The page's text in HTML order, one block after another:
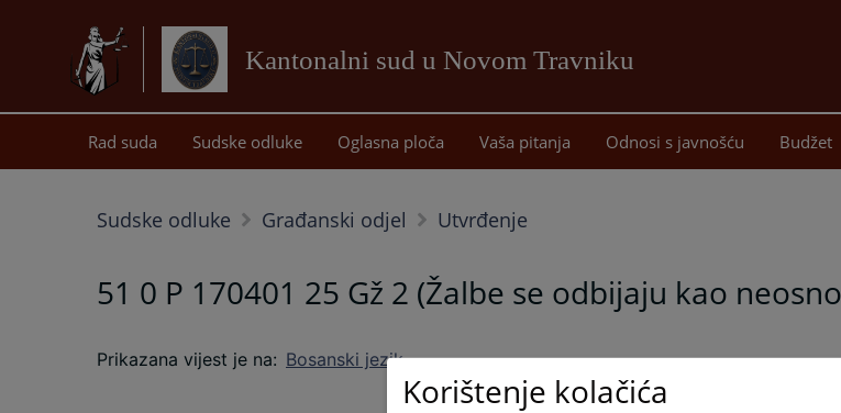
Kantonalni sud u Novom Travniku
sadržaj
Rad suda Sudske odluke Oglasna ploča Vaša pitanja Odnosi s javnošću Budžet
Sudske odluke Građanski odjel Utvrđenje
51 0 P 170401 25 Gž 2 (Žalbe se odbijaju kao
Prikazana vijest je na: Bosanski jezik
Korištenje kolačića